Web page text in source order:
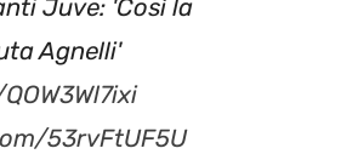
Juve: 'Così la
Agnelli'
53rvFtUF5U